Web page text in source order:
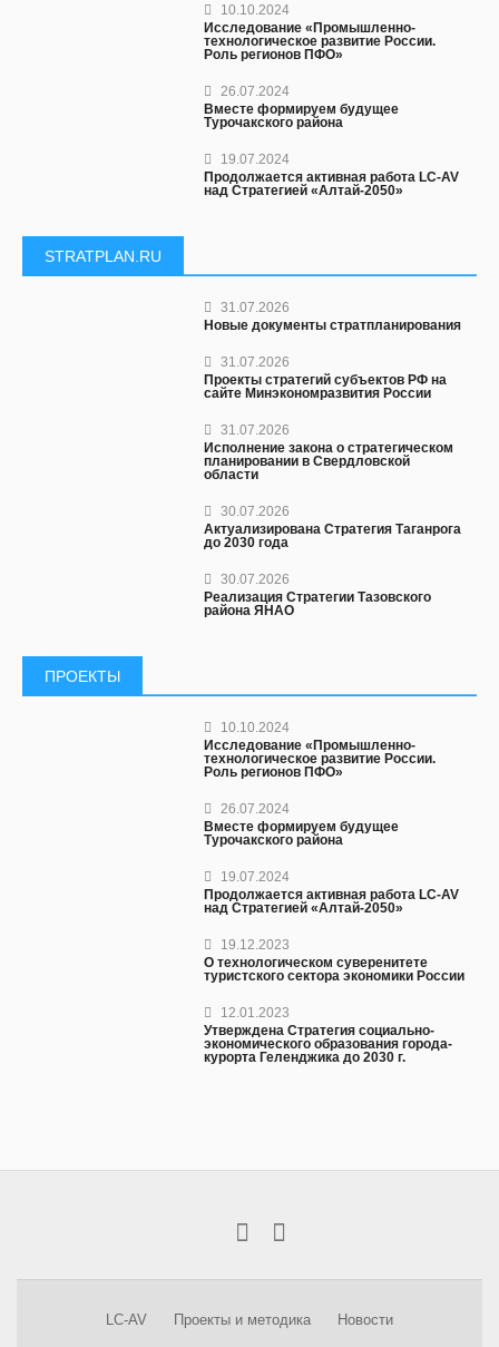
10.10.2024
Исследование «Промышленно-
технологическое развитие России.
Роль регионов ПФО»
26.07.2024
Вместе формируем будущее
Турочакского района
19.07.2024
Продолжается активная работа LC-AV
над Стратегией «Алтай-2050»
STRATPLAN.RU
31.07.2026
Новые документы стратпланирования
31.07.2026
Проекты стратегий субъектов РФ на
сайте Минэкономразвития России
31.07.2026
Исполнение закона о стратегическом
планировании в Свердловской
области
30.07.2026
Актуализирована Стратегия Таганрога
до 2030 года
30.07.2026
Реализация Стратегии Тазовского
района ЯНАО
ПРОЕКТЫ
10.10.2024
Исследование «Промышленно-
технологическое развитие России.
Роль регионов ПФО»
26.07.2024
Вместе формируем будущее
Турочакского района
19.07.2024
Продолжается активная работа LC-AV
над Стратегией «Алтай-2050»
19.12.2023
О технологическом суверенитете
туристского сектора экономики России
12.01.2023
Утверждена Стратегия социально-
экономического образования города-
курорта Геленджика до 2030 г.
LC-AV Проекты и методика Новости